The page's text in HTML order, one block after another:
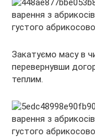
Закатуємо масу в
перевернувши
теплим.